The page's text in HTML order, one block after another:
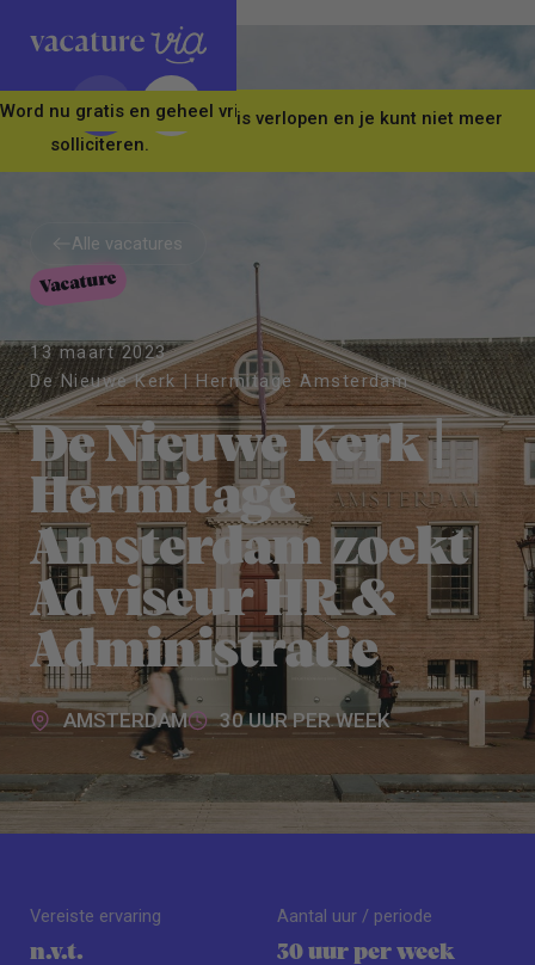
Word nu gratis en geheel vrijblijvend lid van ons Vacature Via
Let op! Deze vacature is verlopen en je kunt niet meer
solliciteren.
Alle vacatures
Alle vacatures
Vacature
13 maart 2023
De Nieuwe Kerk | Hermitage Amsterdam
De Nieuwe Kerk |
Hermitage
Amsterdam zoekt
Adviseur HR &
Administratie
AMSTERDAM 30 UUR PER WEEK
Vereiste ervaring
n.v.t.
Aantal uur / periode
30 uur per week